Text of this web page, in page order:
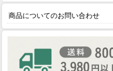
商品についてのお問い合わせ